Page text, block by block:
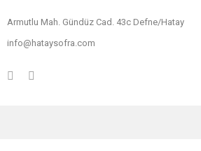
Armutlu Mah. Gündüz Cad. 43c Defne/Hatay
info@hataysofra.com